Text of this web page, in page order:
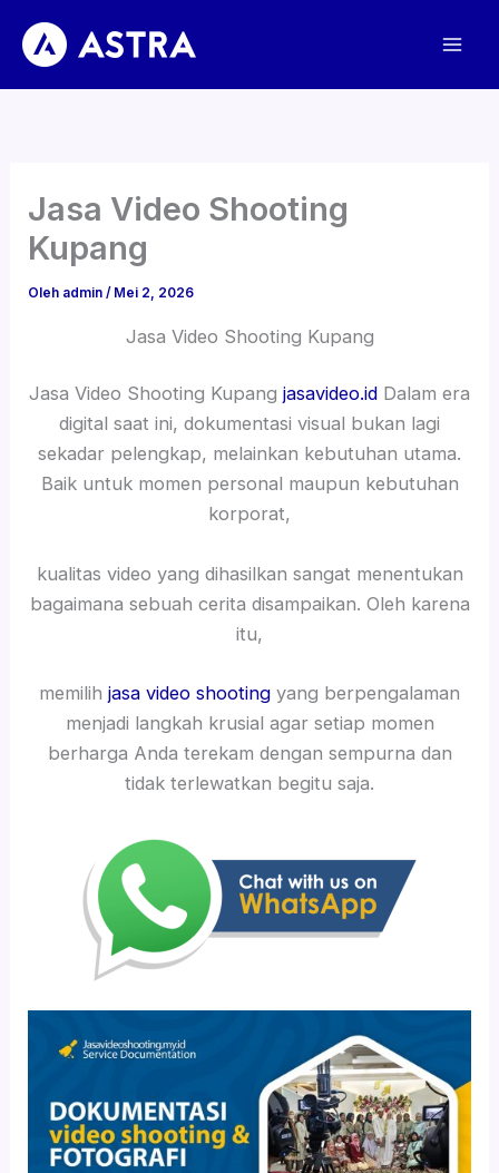
konten
Jasa Video Shooting
Kupang
Oleh admin/ Mei 2, 2026
Jasa Video Shooting Kupang
Jasa Video Shooting Kupang jasavideo.id Dalam era
digital saat ini, dokumentasi visual bukan lagi
sekadar pelengkap, melainkan kebutuhan utama.
Baik untuk momen personal maupun kebutuhan
korporat,
kualitas video yang dihasilkan sangat menentukan
bagaimana sebuah cerita disampaikan. Oleh karena
itu,
memilih jasa video shooting yang berpengalaman
menjadi langkah krusial agar setiap momen
berharga Anda terekam dengan sempurna dan
tidak terlewatkan begitu saja.